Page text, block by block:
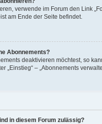
verwende im Forum den Link
am Ende der Seite befindet.
Abonnements?
deaktivieren möchtest, so
„Einstieg“ – „Abonnements
in diesem Forum zulässig?